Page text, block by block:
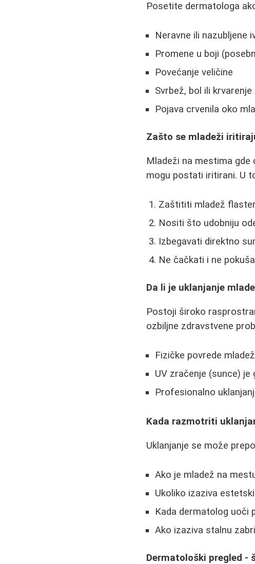
Posetite dermatologa
Neravne ili nazubljene
Promene u boji
Povećanje veličine
Svrbež, bol ili krvarenje
Pojava crvenila oko
Zašto se mladeži
Mladeži na mestima
mogu postati iritirani. U
Zaštititi mladež
Nositi što udobniju
Izbegavati direktno
Ne čačkati i ne
Da li je uklanjanje
Postoji široko
ozbiljne zdravstvene
Fizičke povrede
UV zračenje (sunce)
Profesionalno
Kada razmotriti
Uklanjanje se može
Ako je mladež na
Ukoliko izaziva
Kada dermatolog uoči
Ako izaziva stalnu
Dermatološki pregled -